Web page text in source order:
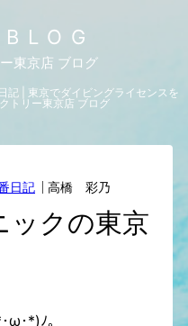
東京店 ブログ
記 | 東京でダイビングライセンスを
トリー東京店 ブログ
日記 高橋 彩乃
ックの東京
ω･*)ﾉ｡